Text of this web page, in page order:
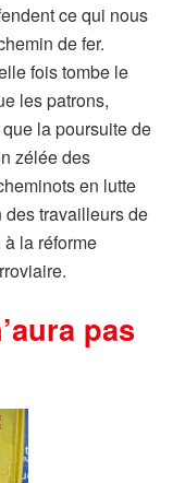
ce qui nous
de fer.
fois tombe le
les patrons,
la poursuite de
zélée des
en lutte
travailleurs de
la réforme
pas